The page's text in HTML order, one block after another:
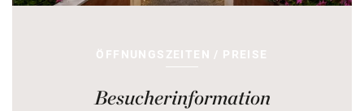
ÖFFNUNGSZEITEN / PREISE
Besucherinformation